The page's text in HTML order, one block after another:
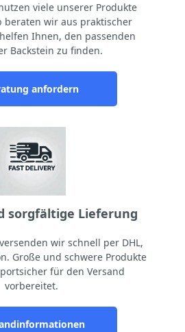
viele unserer Produkte
beraten wir aus praktischer
Ihnen, den passenden
Backstein zu finden.
anfordern
sorgfältige Lieferung
wir schnell per DHL,
Große und schwere Produkte
für den Versand
vorbereitet.